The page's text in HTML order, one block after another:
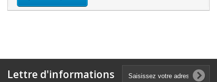
Lettre d'informations